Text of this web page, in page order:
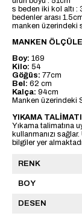
s beden iki kol altı :
bedenler arası
manken üzerindeki
MANKEN
Boy: 169
Kilo: 54
Göğüs: 77cm
Bel: 62 cm
Kalça: 94cm
Manken üzerindeki
YIKAMA TALİMATI
Yıkama talimatına
kullanmanızı
bilgiler yer
RENK
BOY
DESEN